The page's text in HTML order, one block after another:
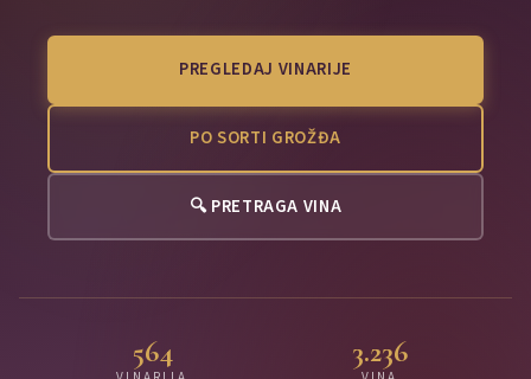
PREGLEDAJ VINARIJE
PO SORTI GROŽĐA
🔍 PRETRAGA VINA
564 3.236